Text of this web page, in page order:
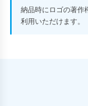
納品時にロゴの著作
利用いただけます。